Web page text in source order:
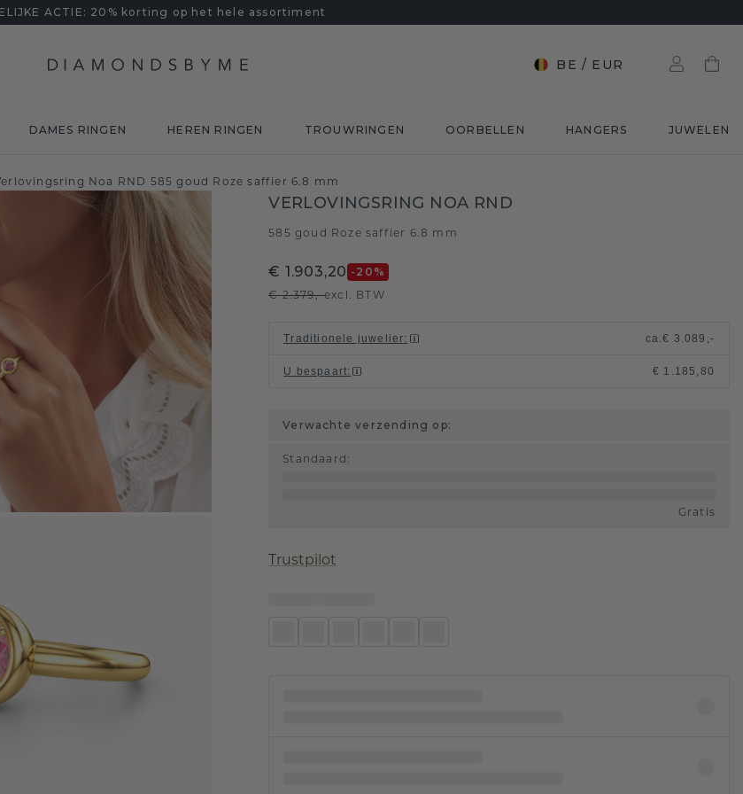
ACTIE: 20% korting op het hele assortiment
BE / EUR
DAMES RINGEN HEREN RINGEN TROUWRINGEN OORBELLEN HANGERS JUWELEN
Noa RND 585 goud Roze saffier 6.8 mm
VERLOVINGSRING NOA RND
585 goud Roze saffier 6.8 mm
€ 1.903,20 -20 %
€ 2.379,-excl. BTW
Traditionele juwelier: ca.€ 3.089,-
U bespaart: € 1.185,80
Verwachte verzending op:
Standaard :
Gratis
Trustpilot